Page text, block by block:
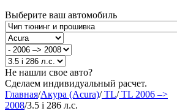
Выберите ваш автомобиль
Не нашли свое авто?
Сделаем индивидуальный расчет.
Главная/Акура (Acura)/TL/TL 2006 –>
2008/3.5 i 286 л.с.